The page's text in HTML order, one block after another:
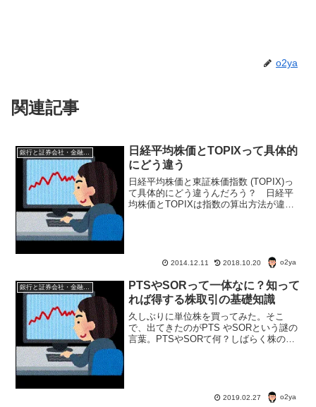
o2ya
関連記事
銀行と証券会社・金融商品
日経平均株価とTOPIXって具体的
にどう違う
日経平均株価と東証株価指数 (TOPIX)っ
て具体的にどう違うんだろう？ 日経平
均株価とTOPIXは指数の算出方法が違う
2014.12.11 2018.10.20 o2ya
銀行と証券会社・金融商品
PTSやSORって一体なに？知って
れば得する株取引の基礎知識
久しぶりに単位株を買ってみた。そこ
で、出てきたのがPTS やSORという謎の
言葉。PTSやSORて何？しばらく株の取
2019.02.27 o2ya